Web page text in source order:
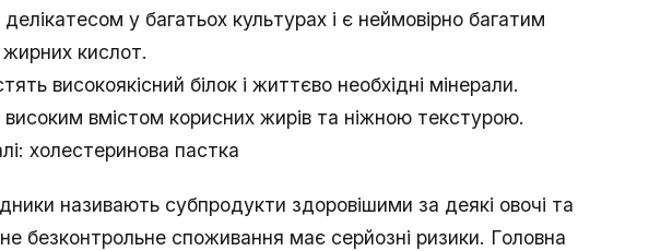
у багатьох культурах і є неймовірно багатим
кислот.
високоякісний білок і життєво необхідні мінерали.
високим вмістом корисних жирів та ніжною текстурою.
холестеринова пастка
називають субпродукти здоровішими за деякі овочі та
безконтрольне споживання має серйозні ризики. Головна